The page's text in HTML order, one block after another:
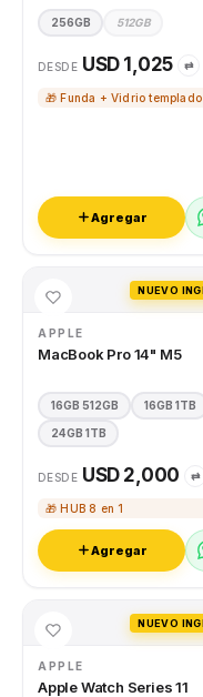
256GB 512GB
DESDE USD 1,025 ⇄
🎁 Funda + Vidrio templado
Agregar
APPLE
MacBook Pro 14" M5
16GB 512GB 16GB 1TB
24GB 1TB
DESDE USD 2,000 ⇄
🎁 HUB 8 en 1
Agregar
APPLE
Apple Watch Series 11